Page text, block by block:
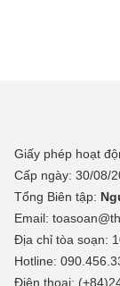
Giấy phép hoạt
Cấp ngày: 30/08/
Tổng Biên tập:
Email:
Địa chỉ tòa soạn:
Hotline:
Điện thoại: